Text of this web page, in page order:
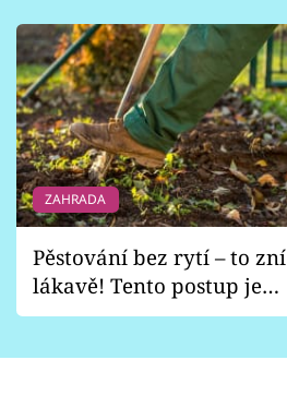
ZAHRADA
Pěstování bez rytí – to zní
lákavě! Tento postup je
vhodný jen pro některé